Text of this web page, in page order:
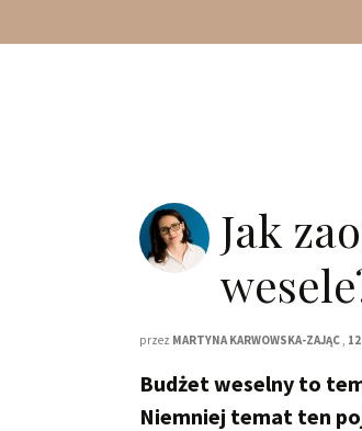
Jak
przez MARTYNA KARWOWSKA-ZAJĄC,
Budżet weselny to
Niemniej temat ten